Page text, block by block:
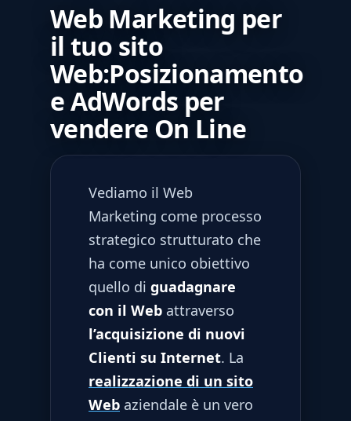
Web Marketing per
il tuo sito
Web:Posizionamento
e AdWords per
vendere On Line
Vediamo il Web
Marketing come processo
strategico strutturato che
ha come unico obiettivo
quello di guadagnare
con il Web attraverso
l’acquisizione di nuovi
Clienti su Internet. La
realizzazione di un sito
Web aziendale è un vero